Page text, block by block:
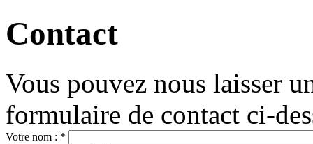
Contact
Vous pouvez nous laisser
formulaire de contact ci-
Votre nom : *